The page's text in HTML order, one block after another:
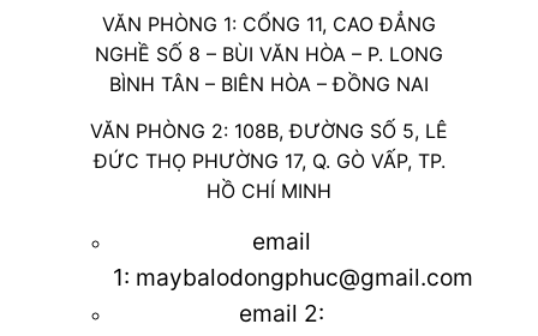
VĂN PHÒNG 1: CỔNG 11, CAO ĐẲNG
NGHỀ SỐ 8 – BÙI VĂN HÒA – P. LONG
BÌNH TÂN – BIÊN HÒA – ĐỒNG NAI
VĂN PHÒNG 2: 108B, ĐƯỜNG SỐ 5, LÊ
ĐỨC THỌ PHƯỜNG 17, Q. GÒ VẤP, TP.
HỒ CHÍ MINH
email
1: maybalodongphuc@gmail.com
email 2: